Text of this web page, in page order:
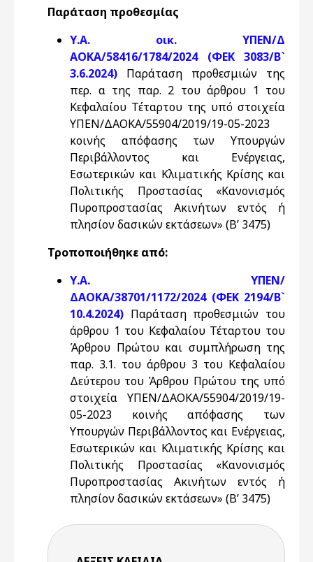
Παράταση προθεσμίας
Υ.Α. οικ. ΥΠΕΝ/Δ
ΑΟΚΑ/58416/1784/2024 (ΦΕΚ 3083/Β`
3.6.2024) Παράταση προθεσμιών της
περ. α της παρ. 2 του άρθρου 1 του
Κεφαλαίου Τέταρτου της υπό στοιχεία
ΥΠΕΝ/ΔΑΟΚΑ/55904/2019/19-05-2023
κοινής απόφασης των Υπουργών
Περιβάλλοντος και Ενέργειας,
Εσωτερικών και Κλιματικής Κρίσης και
Πολιτικής Προστασίας «Κανονισμός
Πυροπροστασίας Ακινήτων εντός ή
πλησίον δασικών εκτάσεων» (Β’ 3475)
Τροποποιήθηκε από:
Υ.Α. ΥΠΕΝ/
ΔΑΟΚΑ/38701/1172/2024 (ΦΕΚ 2194/Β`
10.4.2024) Παράταση προθεσμιών του
άρθρου 1 του Κεφαλαίου Τέταρτου του
Άρθρου Πρώτου και συμπλήρωση της
παρ. 3.1. του άρθρου 3 του Κεφαλαίου
Δεύτερου του Άρθρου Πρώτου της υπό
στοιχεία ΥΠΕΝ/ΔΑΟΚΑ/55904/2019/19-
05-2023 κοινής απόφασης των
Υπουργών Περιβάλλοντος και Ενέργειας,
Εσωτερικών και Κλιματικής Κρίσης και
Πολιτικής Προστασίας «Κανονισμός
Πυροπροστασίας Ακινήτων εντός ή
πλησίον δασικών εκτάσεων» (Β’ 3475)